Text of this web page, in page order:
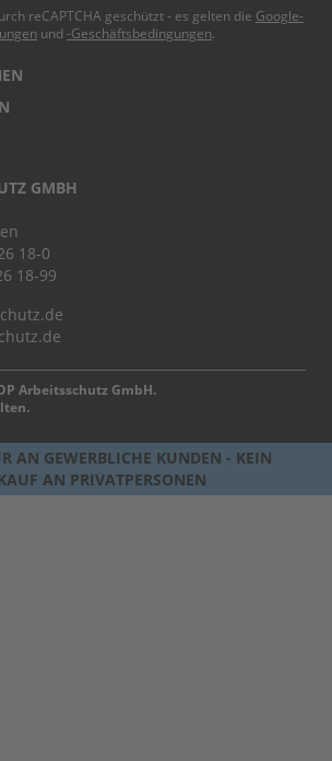
reCAPTCHA geschützt - es gelten die Google-
und -Geschäftsbedingungen.
GMBH
18-0
18-99
Arbeitsschutz GmbH.
AN GEWERBLICHE KUNDEN - KEIN
AN PRIVATPERSONEN